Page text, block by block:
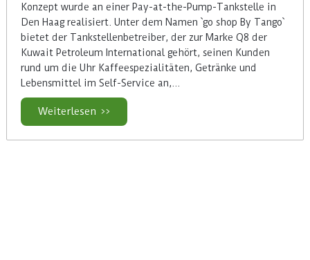
Konzept wurde an einer Pay-at-the-Pump-Tankstelle in
Den Haag realisiert. Unter dem Namen `go shop By Tango`
bietet der Tankstellenbetreiber, der zur Marke Q8 der
Kuwait Petroleum International gehört, seinen Kunden
rund um die Uhr Kaffeespezialitäten, Getränke und
Lebensmittel im Self-Service an,…
Weiterlesen >>